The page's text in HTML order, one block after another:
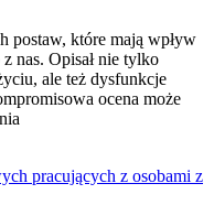
postaw, które mają wpływ
nas. Opisał nie tylko
ale też dysfunkcje
ocena może